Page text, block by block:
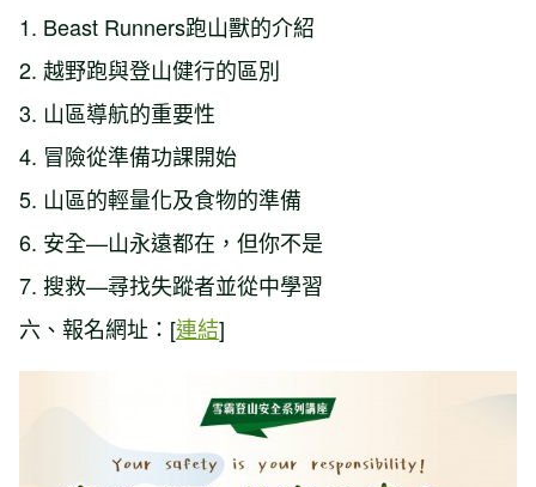
1. Beast Runners跑山獸的介紹
2. 越野跑與登山健行的區別
3. 山區導航的重要性
4. 冒險從準備功課開始
5. 山區的輕量化及食物的準備
6. 安全—山永遠都在，但你不是
7. 搜救—尋找失蹤者並從中學習
六、報名網址：[連結]